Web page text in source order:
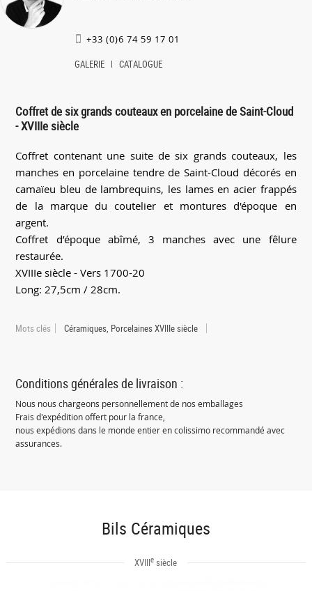
+33 (0)6 74 59 17 01
GALERIE CATALOGUE
Coffret de six grands couteaux en porcelaine de Saint-Cloud
- XVIIIe siècle
Coffret contenant une suite de six grands couteaux, les
manches en porcelaine tendre de Saint-Cloud décorés en
camaïeu bleu de lambrequins, les lames en acier frappés
de la marque du coutelier et montures d'époque en
argent.
Coffret d’époque abîmé, 3 manches avec une fêlure
restaurée.
XVIIIe siècle - Vers 1700-20
Long: 27,5cm / 28cm.
Mots clés Céramiques, Porcelaines XVIIIe siècle
Conditions générales de livraison :
Nous nous chargeons personnellement de nos emballages
Frais d'expédition offert pour la france,
nous expédions dans le monde entier en colissimo recommandé avec
assurances.
Bils Céramiques
XVIIIe siècle